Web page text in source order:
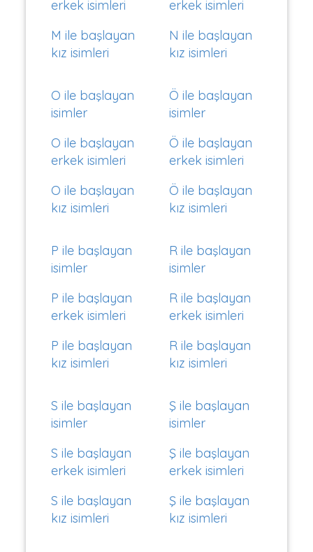
erkek isimleri
M ile başlayan
kız isimleri
erkek isimleri
N ile başlayan
kız isimleri
O ile başlayan
isimler
O ile başlayan
erkek isimleri
O ile başlayan
kız isimleri
Ö ile başlayan
isimler
Ö ile başlayan
erkek isimleri
Ö ile başlayan
kız isimleri
P ile başlayan
isimler
P ile başlayan
erkek isimleri
P ile başlayan
kız isimleri
R ile başlayan
isimler
R ile başlayan
erkek isimleri
R ile başlayan
kız isimleri
S ile başlayan
isimler
S ile başlayan
erkek isimleri
S ile başlayan
kız isimleri
Ş ile başlayan
isimler
Ş ile başlayan
erkek isimleri
Ş ile başlayan
kız isimleri